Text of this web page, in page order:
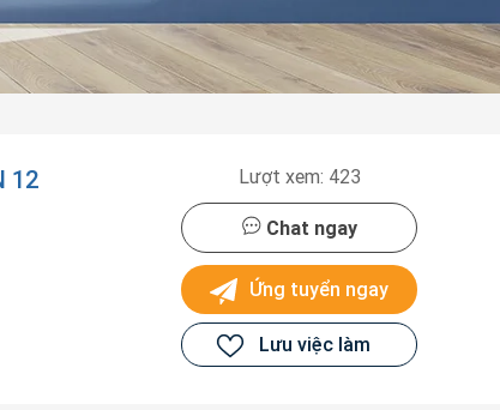
12 Lượt xem: 423
Chat ngay
Ứng tuyển ngay
Lưu việc làm